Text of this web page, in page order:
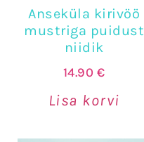
Anseküla kirivöö
mustriga puidust
niidik
14.90 €
Lisa korvi